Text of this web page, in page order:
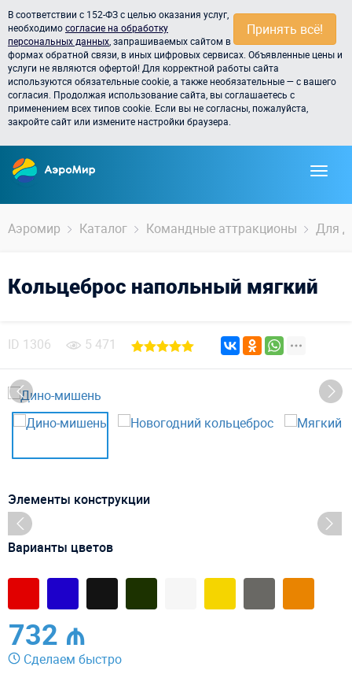
Принять всё!
В соответствии с 152-ФЗ с целью оказания услуг,
необходимосогласие на обработку
персональных данных , запрашиваемых сайтом в
формах обратной связи, в иных цифровых сервисах. Объявленные цены и
услуги не являются офертой! Для корректной работы сайта
используются обязательные cookie, а также необязательные — с вашего
согласия. Продолжая использование сайта, вы соглашаетесь с
применением всех типов cookie. Если вы не согласны, пожалуйста,
закройте сайт или измените настройки браузера.
Аэромир Каталог Командные аттракционы Для
Кольцеброс напольный мягкий
ID 1306 5 471
Элементы конструкции
Варианты цветов
732 ₼
Сделаем быстро